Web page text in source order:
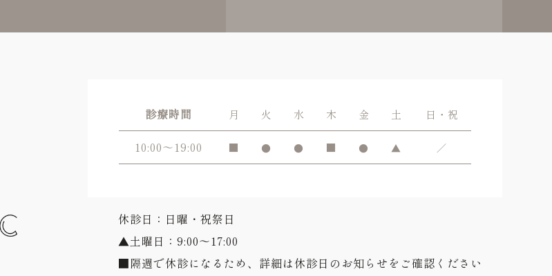
診療時間 月 火 水 木 金 土 日・祝
10:00～19:00 ■ ● ● ■ ● ▲ ／
休診日：日曜・祝祭日
▲土曜日：9:00～17:00
■隔週で休診になるため、詳細は休診日のお知らせをご確認ください